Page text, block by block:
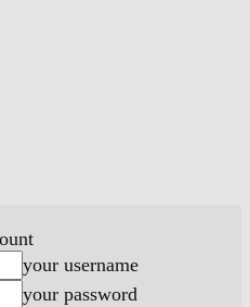
your username
your password